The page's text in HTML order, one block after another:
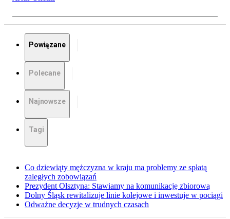
Powiązane
Polecane
Najnowsze
Tagi
Co dziewiąty mężczyzna w kraju ma problemy ze spłatą
zaległych zobowiązań
Prezydent Olsztyna: Stawiamy na komunikację zbiorową
Dolny Śląsk rewitalizuje linie kolejowe i inwestuje w pociągi
Odważne decyzje w trudnych czasach